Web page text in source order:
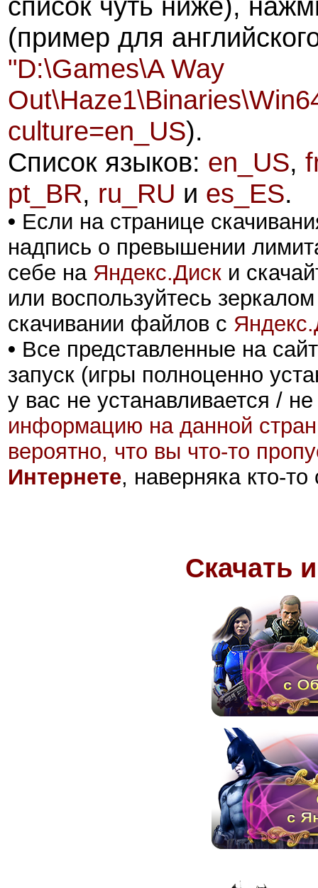
(пример для
"D:\Games\A Way
culture=en_US).
Список языков: en_US,
pt_BR, ru_RU и es_ES.
• Если на странице
надпись о превышении
себе на Яндекс.Диск и
или воспользуйтесь
скачивании файлов с
• Все представленные на
запуск (игры полноценно
у вас не устанавливается /
информацию на данной
вероятно, что вы что-то
Интернете, наверняка кто-
Скачать